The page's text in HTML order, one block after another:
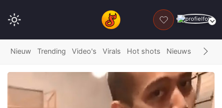
DONEER
Nieuw Trending Video's Virals Hot shots Nieuws Fails